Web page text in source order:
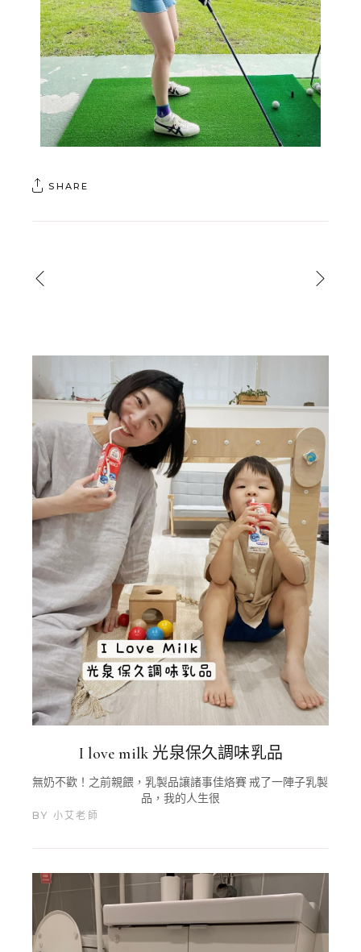
SHARE
I love milk 光泉保久調味乳品
無奶不歡！之前親餵，乳製品讓諸事佳烙賽 戒了一陣子乳製
品，我的人生很
BY 小艾老師